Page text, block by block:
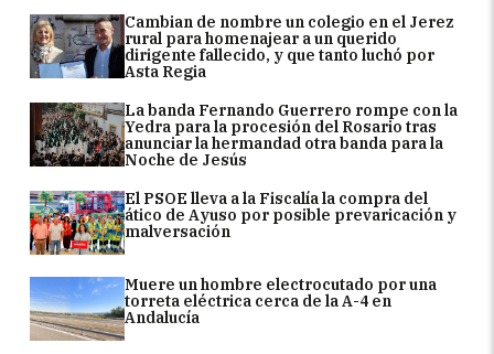
Cambian de nombre un colegio en el Jerez
rural para homenajear a un querido
dirigente fallecido, y que tanto luchó por
Asta Regia
La banda Fernando Guerrero rompe con la
Yedra para la procesión del Rosario tras
anunciar la hermandad otra banda para la
Noche de Jesús
El PSOE lleva a la Fiscalía la compra del
ático de Ayuso por posible prevaricación y
malversación
Muere un hombre electrocutado por una
torreta eléctrica cerca de la A-4 en
Andalucía